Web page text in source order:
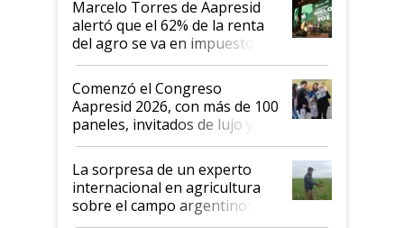
Marcelo Torres de Aapresid
alertó que el 62% de la renta
del agro se va en impuestos:
"No es bueno que en
Argentina se sigan discutiendo
las mismas cosas de hace 50
años"
Comenzó el Congreso
Aapresid 2026, con más de 100
paneles, invitados de lujo y
todas las tendencias
La sorpresa de un experto
internacional en agricultura
sobre el campo argentino:
"Estoy muy impresionado"